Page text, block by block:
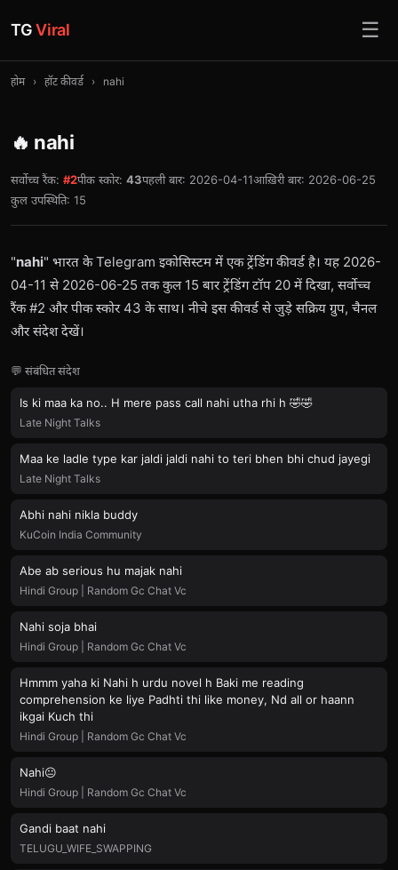
TGViral ☰
होम › हॉट कीवर्ड › nahi
🔥 nahi
सर्वोच्च रैंक: #2पीक स्कोर: 43पहली बार: 2026-04-11आख़िरी बार: 2026-06-25
कुल उपस्थिति: 15
"nahi" भारत के Telegram इकोसिस्टम में एक ट्रेंडिंग कीवर्ड है। यह 2026-
04-11 से 2026-06-25 तक कुल 15 बार ट्रेंडिंग टॉप 20 में दिखा, सर्वोच्च
रैंक #2 और पीक स्कोर 43 के साथ। नीचे इस कीवर्ड से जुड़े सक्रिय ग्रुप, चैनल
और संदेश देखें।
💬 संबंधित संदेश
Is ki maa ka no.. H mere pass call nahi utha rhi h 🤣🤣
Late Night Talks
Maa ke ladle type kar jaldi jaldi nahi to teri bhen bhi chud jayegi
Late Night Talks
Abhi nahi nikla buddy
KuCoin India Community
Abe ab serious hu majak nahi
Hindi Group | Random Gc Chat Vc
Nahi soja bhai
Hindi Group | Random Gc Chat Vc
Hmmm yaha ki Nahi h urdu novel h Baki me reading
comprehension ke liye Padhti thi like money, Nd all or haann
ikgai Kuch thi
Hindi Group | Random Gc Chat Vc
Nahi😐
Hindi Group | Random Gc Chat Vc
Gandi baat nahi
TELUGU_WIFE_SWAPPING